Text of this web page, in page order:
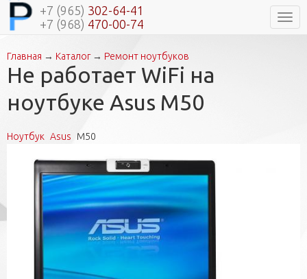
+7 (965) 302-64-41
+7 (968) 470-00-74
Вы здесь
Главная → Каталог→ Ремонт ноутбуков
Не работает WiFi на
ноутбуке Asus M50
Ноутбук Asus M50